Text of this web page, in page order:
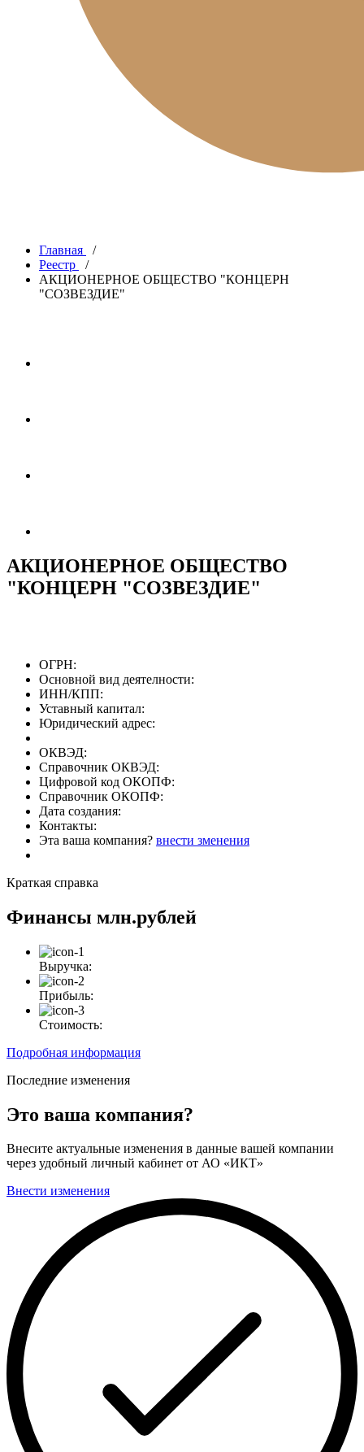
Главная
/
Реестр
/
АКЦИОНЕРНОЕ ОБЩЕСТВО "КОНЦЕРН
"СОЗВЕЗДИЕ"
АКЦИОНЕРНОЕ ОБЩЕСТВО
"КОНЦЕРН "СОЗВЕЗДИЕ"
ОГРН:
Основной вид деятелности:
ИНН/КПП:
Уставный капитал:
Юридический адрес:
ОКВЭД:
Справочник ОКВЭД:
Цифровой код ОКОПФ:
Справочник ОКОПФ:
Дата создания:
Контакты:
Эта ваша компания? внести зменения
Краткая справка
Финансы млн.рублей
Выручка:
Прибыль:
Стоимость:
Подробная информация
Последние изменения
Это ваша компания?
Внесите актуальные изменения в данные вашей компании
через удобный личный кабинет от АО «ИКТ»
Внести изменения